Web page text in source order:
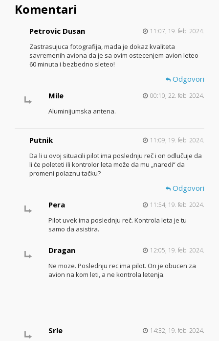
Komentari
Petrovic Dusan 11:07, 19. feb. 2024.
Zastrasujuca fotografija, mada je dokaz kvaliteta
savremenih aviona da je sa ovim ostecenjem avion leteo
60 minuta i bezbedno sleteo!
Odgovori
Mile
00:10, 22. feb. 2024.
Aluminijumska antena.
Putnik 11:09, 19. feb. 2024.
Da li u ovoj situacili pilot ima poslednju reč i on odlučuje da
li će poleteti ili kontrolor leta može da mu „naredi“ da
promeni polaznu tačku?
Odgovori
Pera
11:54, 19. feb. 2024.
Pilot uvek ima poslednju reč. Kontrola leta je tu
samo da asistira.
Dragan 12:05, 19. feb. 2024.
Ne moze. Poslednju rec ima pilot. On je obucen za
avion na kom leti, a ne kontrola letenja.
Srle 14:32, 19. feb. 2024.